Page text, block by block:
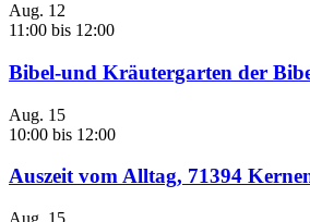
Aug. 12
11:00 bis 12:00
Bibel-und Kräutergarten der
Aug. 15
10:00 bis 12:00
Auszeit vom Alltag, 71394